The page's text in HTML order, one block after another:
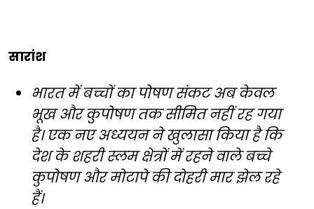
सारांश
भारत में बच्चों का पोषण संकट अब केवल
भूख और कुपोषण तक सीमित नहीं रह गया
है। एक नए अध्ययन ने खुलासा किया है कि
देश के शहरी स्लम क्षेत्रों में रहने वाले बच्चे
कुपोषण और मोटापे की दोहरी मार झेल रहे
हैं।